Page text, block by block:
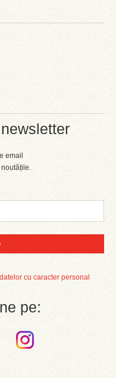
email
cu caracter personal
pe: